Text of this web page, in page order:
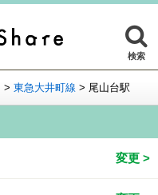
検索
> 東急大井町線 > 尾山台駅